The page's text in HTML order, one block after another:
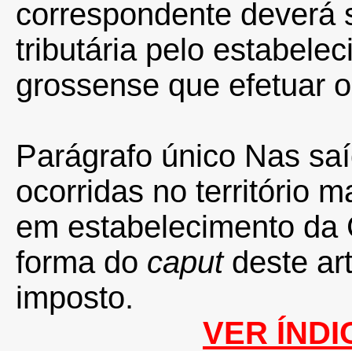
correspondente deverá
tributária pelo
grossense que efetuar
Parágrafo único Nas
ocorridas no território
em estabelecimento
forma do caput deste
imposto.
VER